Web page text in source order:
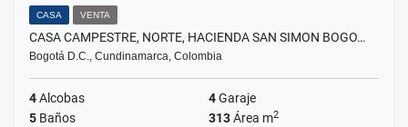
CASA VENTA
CASA CAMPESTRE, NORTE, HACIENDA SAN SIMON BOGO…
Bogotá D.C., Cundinamarca, Colombia
4Alcobas 4Garaje
5 Baños 313Área m2